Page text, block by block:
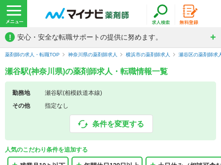
! 安心・安全な転職サポートの提供に努めます。
薬剤師の求人・転職TOP 神奈川県の薬剤師求人 横浜市の薬剤師求人 瀬谷区の薬剤師求
瀬谷駅(神奈川県)の薬剤師求人・転職情報一覧
勤務地
瀬谷駅(相模鉄道本線)
その他
指定なし
条件を変更する
人気のこだわり条件を追加する